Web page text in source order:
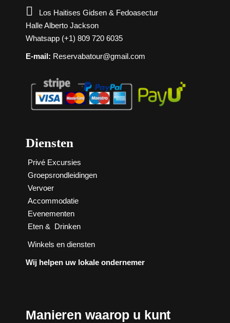

Los Haitises Gidsen & Fedoasectur
Halle Alberto Jackson
Whatsapp (+1) 809 720 6035
E-mail: Reservabatour@gmail.com
Diensten
Privé Excursies
Groepsrondleidingen
Vervoer
Accommodatie
Evenementen
Eten & Drinken
Winkels en diensten
Wij helpen uw lokale ondernemer
Manieren waarop u kunt